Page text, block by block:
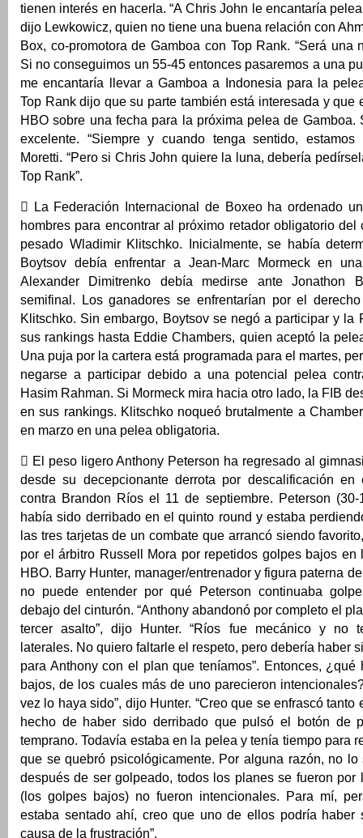
tienen interés en hacerla. “A Chris John le encantaría
dijo Lewkowicz, quien no tiene una buena relación con
Box, co-promotora de Gamboa con Top Rank. “Será una
Si no conseguimos un 55-45 entonces pasaremos a una
me encantaría llevar a Gamboa a Indonesia para la
Top Rank dijo que su parte también está interesada y que
HBO sobre una fecha para la próxima pelea de Gamboa.
excelente. “Siempre y cuando tenga sentido, estamos
Moretti. “Pero si Chris John quiere la luna, debería
Top Rank”.
 La Federación Internacional de Boxeo ha ordenado
hombres para encontrar al próximo retador obligatorio del
pesado Wladimir Klitschko. Inicialmente, se había
Boytsov debía enfrentar a Jean-Marc Mormeck en
Alexander Dimitrenko debía medirse ante Jonathon
semifinal. Los ganadores se enfrentarían por el
Klitschko. Sin embargo, Boytsov se negó a participar y la
sus rankings hasta Eddie Chambers, quien aceptó la
Una puja por la cartera está programada para el martes,
negarse a participar debido a una potencial pelea
Hasim Rahman. Si Mormeck mira hacia otro lado, la FIB
en sus rankings. Klitschko noqueó brutalmente a
en marzo en una pelea obligatoria.
 El peso ligero Anthony Peterson ha regresado al
desde su decepcionante derrota por descalificación en
contra Brandon Ríos el 11 de septiembre. Peterson
había sido derribado en el quinto round y estaba
las tres tarjetas de un combate que arrancó siendo
por el árbitro Russell Mora por repetidos golpes bajos en
HBO. Barry Hunter, manager/entrenador y figura paterna
no puede entender por qué Peterson continuaba
debajo del cinturón. “Anthony abandonó por completo el
tercer asalto”, dijo Hunter. “Ríos fue mecánico y no
laterales. No quiero faltarle el respeto, pero debería haber
para Anthony con el plan que teníamos”. Entonces,
bajos, de los cuales más de uno parecieron
vez lo haya sido”, dijo Hunter. “Creo que se enfrascó tanto
hecho de haber sido derribado que pulsó el botón de
temprano. Todavía estaba en la pelea y tenía tiempo para
que se quebró psicológicamente. Por alguna razón, no
después de ser golpeado, todos los planes se fueron por
(los golpes bajos) no fueron intencionales. Para mí,
estaba sentado ahí, creo que uno de ellos podría haber
causa de la frustración”.